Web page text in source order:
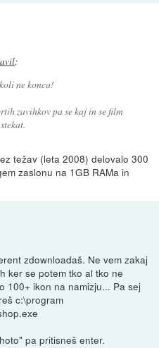
:
ne konca!
zavihkov pa se kaj in se film
težav (leta 2008) delovalo 300
zaslonu na 1GB RAMa in
zdownloadaš. Ne vem zakaj
ker se potem tko al tko ne
100+ ikon na namizju... Pa sej
c:\program
pa pritisneš enter.